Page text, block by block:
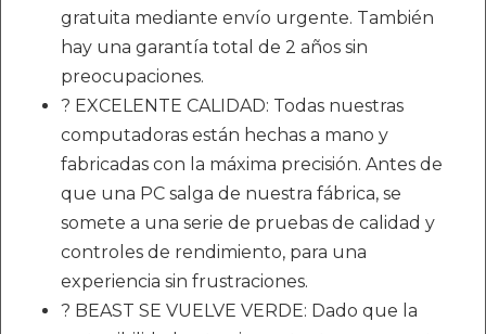
gratuita mediante envío urgente. También
hay una garantía total de 2 años sin
preocupaciones.
? EXCELENTE CALIDAD: Todas nuestras
computadoras están hechas a mano y
fabricadas con la máxima precisión. Antes de
que una PC salga de nuestra fábrica, se
somete a una serie de pruebas de calidad y
controles de rendimiento, para una
experiencia sin frustraciones.
? BEAST SE VUELVE VERDE: Dado que la